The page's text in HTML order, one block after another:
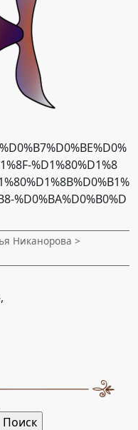
%D1%80%D1%8
%D0%BA%D0%B0%D
Никанорова >